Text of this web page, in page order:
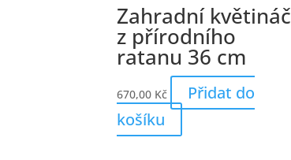
Zahradní květináč
z přírodního
ratanu 36 cm
670,00 Kč
Přidat do
košíku